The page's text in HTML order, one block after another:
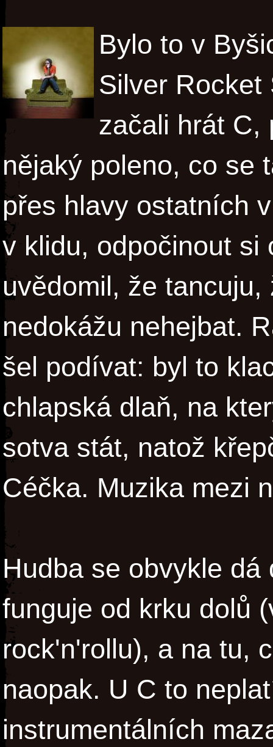
Bylo to v
Silver Rocket
začali hrát C,
nějaký poleno, co se
přes hlavy ostatních
v klidu, odpočinout si
uvědomil, že
nedokážu nehejbat.
šel podívat: byl to
chlapská dlaň, na
sotva stát, natož
Céčka. Muzika mezi
Hudba se obvykle dá
funguje od krku dolů
rock'n'rollu), a na tu,
naopak. U C to
instrumentálních